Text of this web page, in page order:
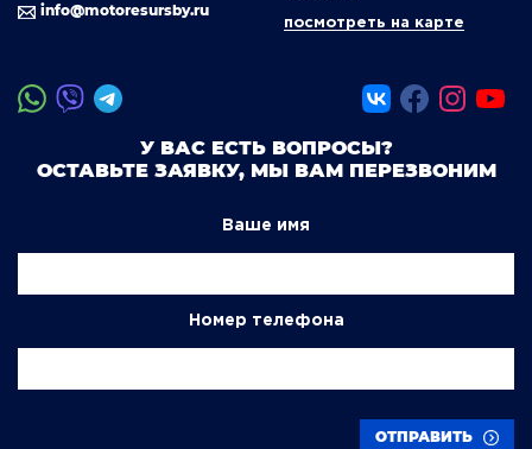
info@motoresursby.ru
посмотреть на карте
У ВАС ЕСТЬ ВОПРОСЫ?
ОСТАВЬТЕ ЗАЯВКУ, МЫ ВАМ ПЕРЕЗВОНИМ
Ваше имя
Номер телефона
ОТПРАВИТЬ